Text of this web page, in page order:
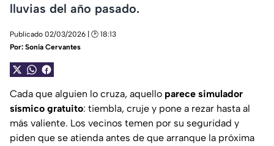
lluvias del año pasado.
Publicado 02/03/2026 | 🕑 18:13
Por: Sonia Cervantes
Cada que alguien lo cruza, aquello parece simulador
sísmico gratuito: tiembla, cruje y pone a rezar hasta al
más valiente. Los vecinos temen por su seguridad y
piden que se atienda antes de que arranque la próxima